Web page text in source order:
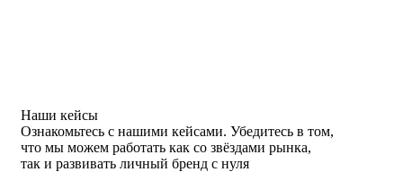
Наши кейсы
Ознакомьтесь с нашими кейсами. Убедитесь в том,
что мы можем работать как со звёздами рынка,
так и развивать личный бренд с нуля